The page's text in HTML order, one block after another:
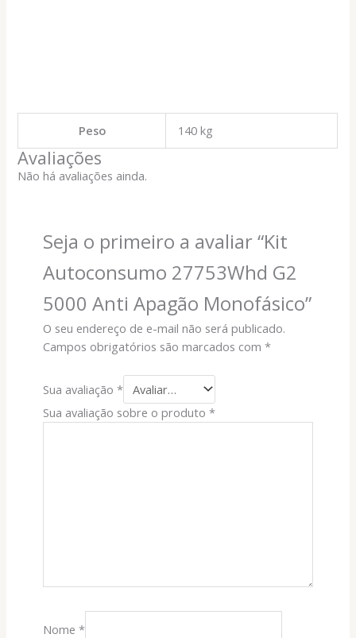
Peso 140 kg
Avaliações
Não há avaliações ainda.
Seja o primeiro a avaliar “Kit
Autoconsumo 27753Whd G2
5000 Anti Apagão Monofásico”
O seu endereço de e-mail não será publicado.
Campos obrigatórios são marcados com *
Sua avaliação *
Sua avaliação sobre o produto *
Nome *